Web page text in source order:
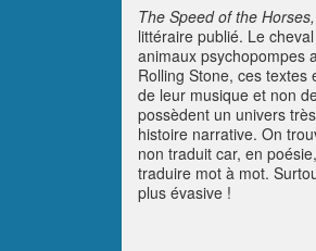
The Speed of the Horses,
littéraire publié. Le
animaux psychopompes
Rolling Stone, ces
de leur musique et non
possèdent un univers
histoire narrative. On
non traduit car, en
traduire mot à mot.
plus évasive !